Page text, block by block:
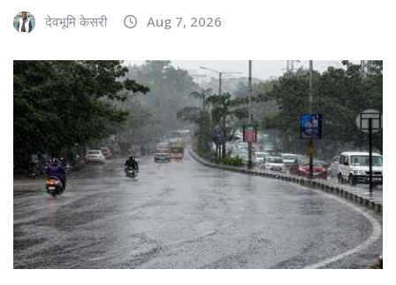
देवभूमि केसरी Aug 7, 2026